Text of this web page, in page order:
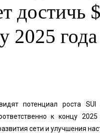
достичь
2025 года
потенциал роста
к концу
сети и улучшения